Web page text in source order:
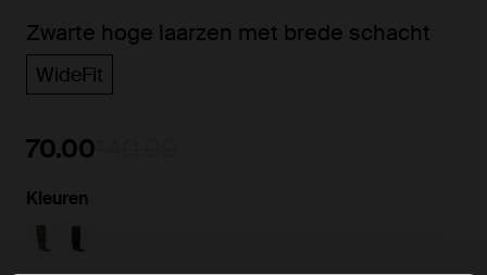
Zwarte hoge laarzen met brede schacht
WideFit
70.00
Kleuren